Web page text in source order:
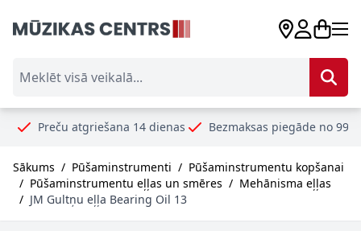
atgriešana 14 dienas Bezmaksas piegāde no 99€ Droši
Sākums / Pūšaminstrumenti / Pūšaminstrumentu kopšanai
/ Pūšaminstrumentu eļļas un smēres / Mehānisma eļļas
/ JM Gultņu eļļa Bearing Oil 13